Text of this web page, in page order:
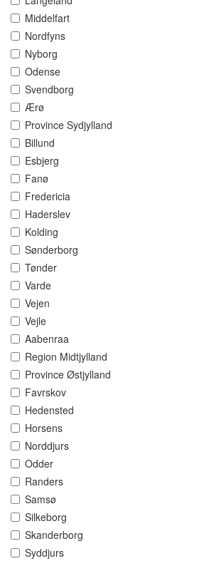
Middelfart
Nordfyns
Nyborg
Odense
Svendborg
Ærø
Province Sydjylland
Billund
Esbjerg
Fanø
Fredericia
Haderslev
Kolding
Sønderborg
Tønder
Varde
Vejen
Vejle
Aabenraa
Region Midtjylland
Province Østjylland
Favrskov
Hedensted
Horsens
Norddjurs
Odder
Randers
Samsø
Silkeborg
Skanderborg
Syddjurs